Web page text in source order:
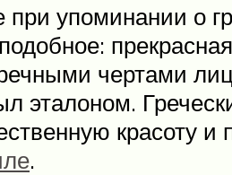
при упоминании о
чертами
красоту
.